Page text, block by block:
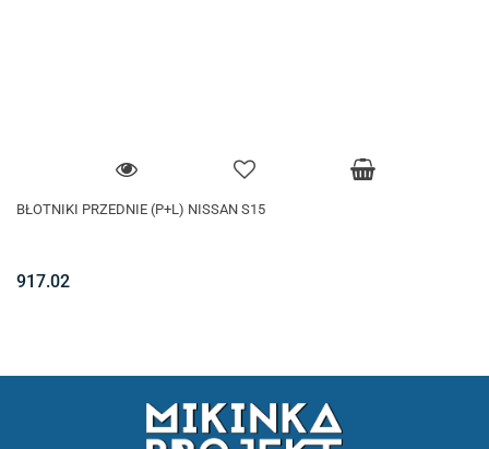
BŁOTNIKI PRZEDNIE (P+L) NISSAN S15
917.02